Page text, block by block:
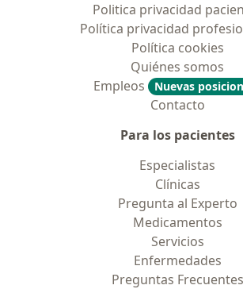
Politica privacidad
Política privacidad
Política cookies
Quiénes somos
Empleos
Nuevas
Contacto
Para los pacientes
Especialistas
Clínicas
Pregunta al Experto
Medicamentos
Servicios
Enfermedades
Preguntas Frecuentes